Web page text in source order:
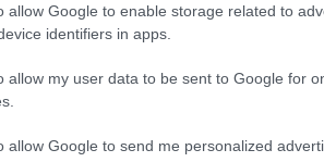
allow Google to enable storage related to
identifiers in apps.
allow my user data to be sent to Google for
allow Google to send me personalized